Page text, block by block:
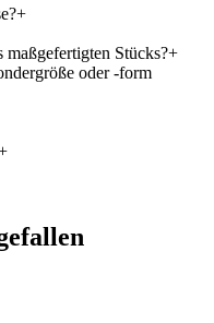
+
maßgefertigten Stücks?+
oder -form